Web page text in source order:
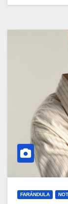
FARÁNDULA